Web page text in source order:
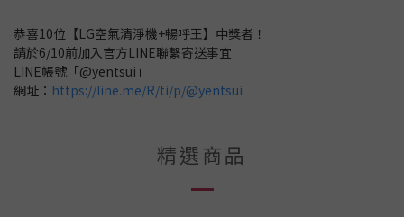
恭喜10位【LG空氣清淨機+暢呼王】中獎者！
請於6/10前加入官方LINE聯繫寄送事宜
LINE帳號「@yentsui」
網址： https://line.me/R/ti/p/@yentsui
精選商品